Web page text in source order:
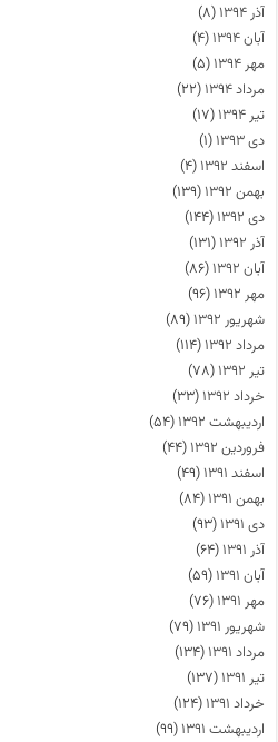
آذر ۱۳۹۴
(۸)
آبان ۱۳۹۴
(۴)
مهر ۱۳۹۴
(۵)
مرداد ۱۳۹۴
(۲۲)
تیر ۱۳۹۴
(۱۷)
دی ۱۳۹۳
(۱)
اسفند ۱۳۹۲
(۴)
بهمن ۱۳۹۲
(۱۳۹)
دی ۱۳۹۲
(۱۴۴)
آذر ۱۳۹۲
(۱۳۱)
آبان ۱۳۹۲
(۸۶)
مهر ۱۳۹۲
(۹۶)
شهریور ۱۳۹۲
(۸۹)
مرداد ۱۳۹۲
(۱۱۴)
تیر ۱۳۹۲
(۷۸)
خرداد ۱۳۹۲
(۳۳)
اردیبهشت ۱۳۹۲
(۵۴)
فروردین ۱۳۹۲
(۴۴)
اسفند ۱۳۹۱
(۴۹)
بهمن ۱۳۹۱
(۸۴)
دی ۱۳۹۱
(۹۳)
آذر ۱۳۹۱
(۶۴)
آبان ۱۳۹۱
(۵۹)
مهر ۱۳۹۱
(۷۶)
شهریور ۱۳۹۱
(۷۹)
مرداد ۱۳۹۱
(۱۳۴)
تیر ۱۳۹۱
(۱۳۷)
خرداد ۱۳۹۱
(۱۲۴)
اردیبهشت ۱۳۹۱
(۹۹)